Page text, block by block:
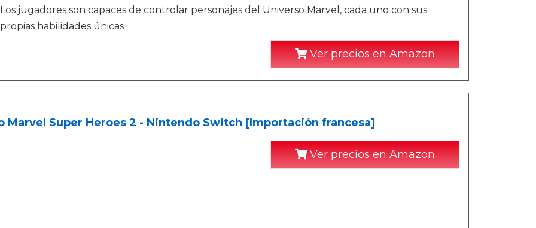
Los jugadores son capaces de controlar personajes del Universo Marvel, cada uno con sus
propias habilidades únicas
Ver precios en Amazon
Marvel Super Heroes 2 - Nintendo Switch [Importación francesa]
Ver precios en Amazon